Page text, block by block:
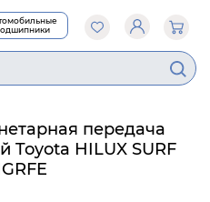
передача
Toyota HILUX SURF